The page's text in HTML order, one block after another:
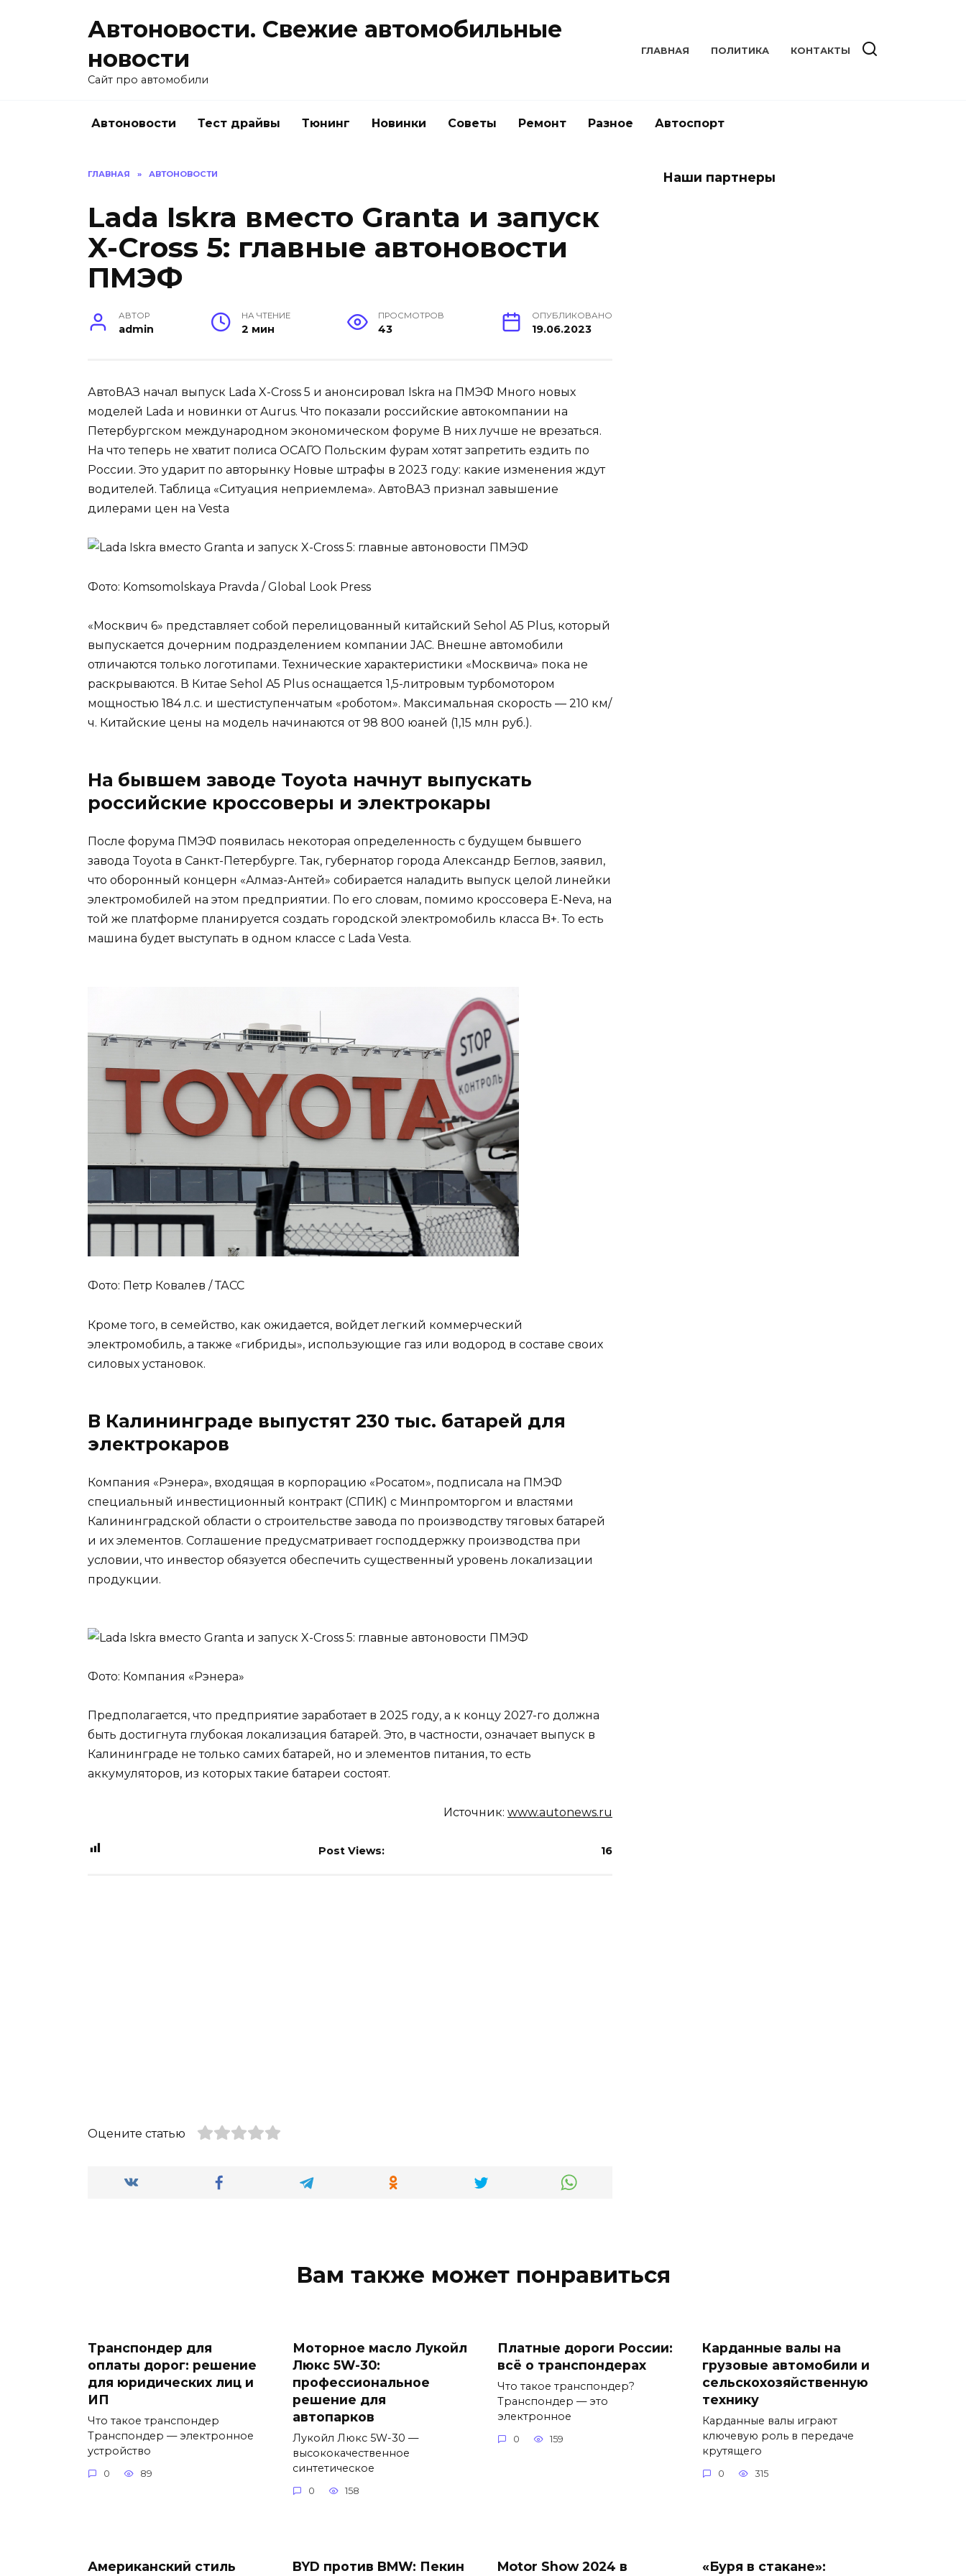
Автоновости. Свежие автомобильные
новости
Сайт про автомобили
ГЛАВНАЯ ПОЛИТИКА КОНТАКТЫ
Автоновости Тест драйвы Тюнинг Новинки Советы Ремонт Разное Автоспорт
ГЛАВНАЯ » АВТОНОВОСТИ
Lada Iskra вместо Granta и запуск
X-Cross 5: главные автоновости
ПМЭФ
АВТОР
admin
НА ЧТЕНИЕ
2 мин
ПРОСМОТРОВ
43
ОПУБЛИКОВАНО
19.06.2023
АвтоВАЗ начал выпуск Lada X-Cross 5 и анонсировал Iskra на ПМЭФ Много новых
моделей Lada и новинки от Aurus. Что показали российские автокомпании на
Петербургском международном экономическом форуме В них лучше не врезаться.
На что теперь не хватит полиса ОСАГО Польским фурам хотят запретить ездить по
России. Это ударит по авторынку Новые штрафы в 2023 году: какие изменения ждут
водителей. Таблица «Ситуация неприемлема». АвтоВАЗ признал завышение
дилерами цен на Vesta
Фото: Komsomolskaya Pravda / Global Look Press
«Москвич 6» представляет собой перелицованный китайский Sehol A5 Plus, который
выпускается дочерним подразделением компании JAC. Внешне автомобили
отличаются только логотипами. Технические характеристики «Москвича» пока не
раскрываются. В Китае Sehol A5 Plus оснащается 1,5-литровым турбомотором
мощностью 184 л.с. и шестиступенчатым «роботом». Максимальная скорость — 210 км/
ч. Китайские цены на модель начинаются от 98 800 юаней (1,15 млн руб.).
На бывшем заводе Toyota начнут выпускать
российские кроссоверы и электрокары
После форума ПМЭФ появилась некоторая определенность с будущем бывшего
завода Toyota в Санкт-Петербурге. Так, губернатор города Александр Беглов, заявил,
что оборонный концерн «Алмаз-Антей» собирается наладить выпуск целой линейки
электромобилей на этом предприятии. По его словам, помимо кроссовера E-Neva, на
той же платформе планируется создать городской электромобиль класса B+. То есть
машина будет выступать в одном классе с Lada Vesta.
Фото: Петр Ковалев / ТАСС
Кроме того, в семейство, как ожидается, войдет легкий коммерческий
электромобиль, а также «гибриды», использующие газ или водород в составе своих
силовых установок.
В Калининграде выпустят 230 тыс. батарей для
электрокаров
Компания «Рэнера», входящая в корпорацию «Росатом», подписала на ПМЭФ
специальный инвестиционный контракт (СПИК) с Минпромторгом и властями
Калининградской области о строительстве завода по производству тяговых батарей
и их элементов. Соглашение предусматривает господдержку производства при
условии, что инвестор обязуется обеспечить существенный уровень локализации
продукции.
Фото: Компания «Рэнера»
Предполагается, что предприятие заработает в 2025 году, а к концу 2027-го должна
быть достигнута глубокая локализация батарей. Это, в частности, означает выпуск в
Калининграде не только самих батарей, но и элементов питания, то есть
аккумуляторов, из которых такие батареи состоят.
Источник: www.autonews.ru
Post Views: 16
Оцените статью
Наши партнеры
Вам также может понравиться
Транспондер для
оплаты дорог: решение
для юридических лиц и
ИП
Что такое транспондер
Транспондер — электронное
устройство
0 89
Моторное масло Лукойл
Люкс 5W-30:
профессиональное
решение для
автопарков
Лукойл Люкс 5W-30 —
высококачественное
синтетическое
0 158
Платные дороги России:
всё о транспондерах
Что такое транспондер?
Транспондер — это
электронное
0 159
Карданные валы на
грузовые автомобили и
сельскохозяйственную
технику
Карданные валы играют
ключевую роль в передаче
крутящего
0 315
Американский стиль BYD против BMW: Пекин Motor Show 2024 в «Буря в стакане»: